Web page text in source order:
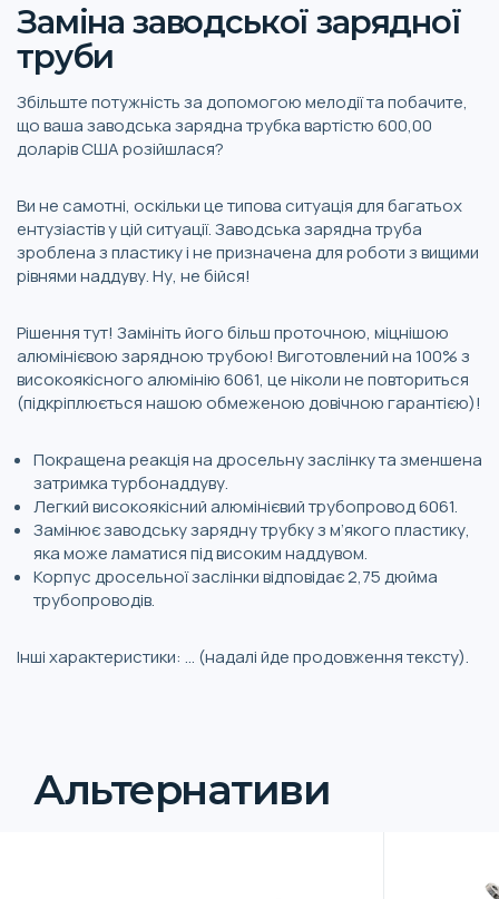
Заміна заводської зарядної
труби
Збільште потужність за допомогою мелодії та побачите,
що ваша заводська зарядна трубка вартістю 600,00
доларів США розійшлася?
Ви не самотні, оскільки це типова ситуація для багатьох
ентузіастів у цій ситуації. Заводська зарядна труба
зроблена з пластику і не призначена для роботи з вищими
рівнями наддуву. Ну, не бійся!
Рішення тут! Замініть його більш проточною, міцнішою
алюмінієвою зарядною трубою! Виготовлений на 100% з
високоякісного алюмінію 6061, це ніколи не повториться
(підкріплюється нашою обмеженою довічною гарантією)!
Покращена реакція на дросельну заслінку та зменшена
затримка турбонаддуву.
Легкий високоякісний алюмінієвий трубопровод 6061.
Замінює заводську зарядну трубку з м’якого пластику,
яка може ламатися під високим наддувом.
Корпус дросельної заслінки відповідає 2,75 дюйма
трубопроводів.
Інші характеристики: ... (надалі йде продовження тексту).
Альтернативи